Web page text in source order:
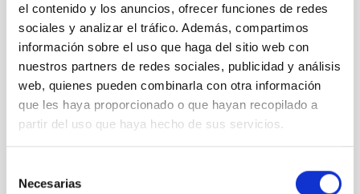
el contenido y los anuncios, ofrecer funciones de redes
sociales y analizar el tráfico. Además, compartimos
información sobre el uso que haga del sitio web con
nuestros partners de redes sociales, publicidad y análisis
web, quienes pueden combinarla con otra información
que les haya proporcionado o que hayan recopilado a
partir del uso que haya hecho de sus servicios.
Necesarias
Visita al
OT de los
a la
Semana de
las
Infraestructuras
de